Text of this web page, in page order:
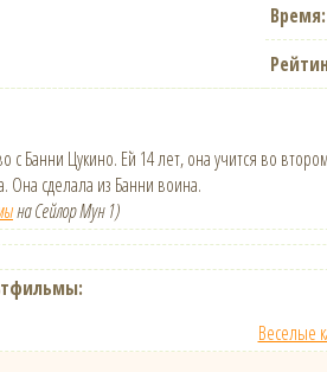
Время:
с Банни Цукино. Ей 14 лет, она учится во
Она сделала из Банни воина.
на Сейлор Мун 1)
Веселые